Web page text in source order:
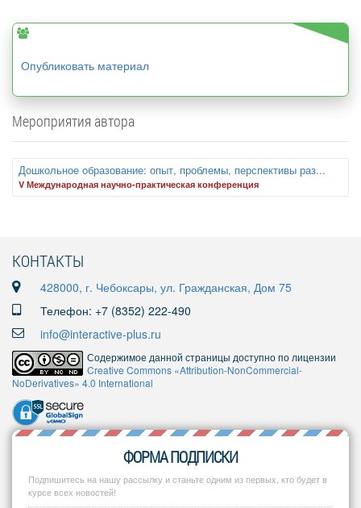
Опубликовать материал
Мероприятия автора
Дошкольное образование: опыт, проблемы, перспективы раз...
V Международная научно-практическая конференция
КОНТАКТЫ
428000, г. Чебоксары, ул. Гражданская, Дом 75
Телефон: +7 (8352) 222-490
info@interactive-plus.ru
Содержимое данной страницы доступно по лицензии
Creative Commons «Attribution-NonCommercial-
NoDerivatives» 4.0 International
ФОРМА ПОДПИСКИ
Подпишитесь на нашу рассылку и станьте одним из первых, кто будет в
курсе всех новостей!